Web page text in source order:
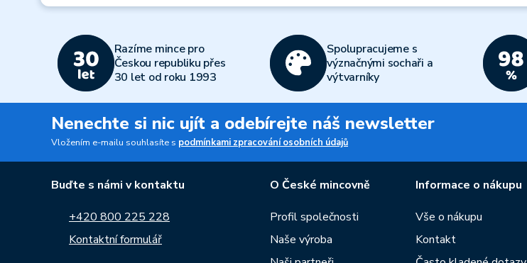
Razíme mince pro
Českou republiku přes
30 let od roku 1993
Spolupracujeme s
význačnými sochaři a
výtvarníky
Nenechte si nic ujít a odebírejte náš newsletter
Vložením e-mailu souhlasíte s podmínkami zpracování osobních údajů
Buďte s námi v kontaktu
+420 800 225 228
Kontaktní formulář
O České mincovně
Profil společnosti
Naše výroba
Informace o nákupu
Vše o nákupu
Kontakt